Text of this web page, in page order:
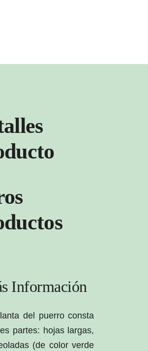
Información
del puerro consta
partes: hojas largas,
(de color verde